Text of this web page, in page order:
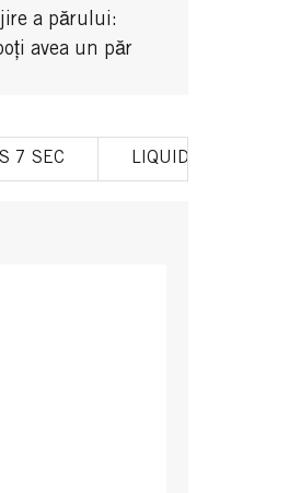
a părului:
avea un păr
7 SEC LIQUID SILK